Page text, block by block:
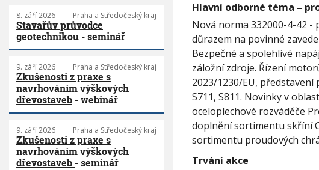
Hlavní odborné téma –
Nová norma 332000-4-42
důrazem na povinné
Bezpečné a spolehlivé
záložní zdroje. Řízení
2023/1230/EU,
S711, S811. Novinky v
oceloplechové rozváděče
doplnění sortimentu skříní
sortimentu proudových
Trvání akce
8. září 2026 Praha a Středočeský kraj
Stavařův průvodce
geotechnikou - seminář
9. září 2026 Praha a Středočeský kraj
Zkušenosti z praxe s
navrhováním výškových
dřevostaveb - webinář
9. září 2026 Praha a Středočeský kraj
Zkušenosti z praxe s
navrhováním výškových
dřevostaveb - seminář